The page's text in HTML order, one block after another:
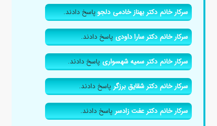
سرکار خانم دکتر بهناز خادمی دلجوپاسخ دادند.
سرکار خانم دکتر سارا داودیپاسخ دادند.
سرکار خانم دکتر سمیه شهسواریپاسخ دادند.
سرکار خانم دکتر شقایق برزگرپاسخ دادند.
سرکار خانم دکتر عفت زادسرپاسخ دادند.